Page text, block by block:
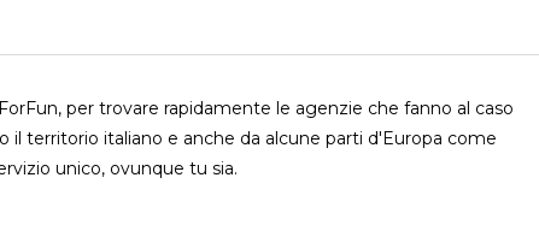
per trovare rapidamente le agenzie che fanno al caso
territorio italiano e anche da alcune parti d'Europa come
unico, ovunque tu sia.